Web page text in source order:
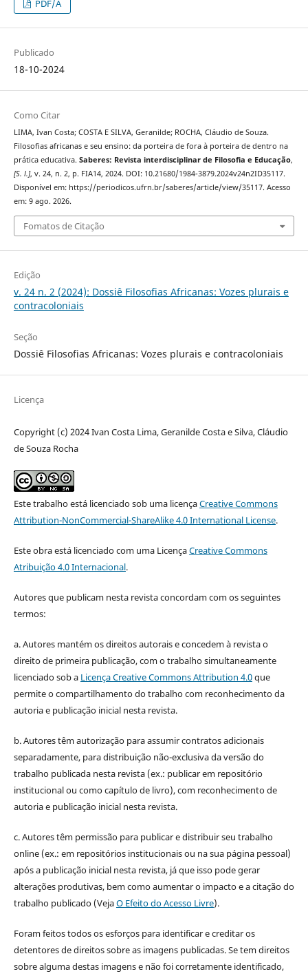
PDF/A
Publicado
18-10-2024
Como Citar
LIMA, Ivan Costa; COSTA E SILVA, Geranilde; ROCHA, Cláudio de Souza.
Filosofias africanas e seu ensino: da porteira de fora à porteira de dentro na
prática educativa. Saberes: Revista interdisciplinar de Filosofia e Educação,
[S. l.], v. 24, n. 2, p. FIA14, 2024. DOI: 10.21680/1984-3879.2024v24n2ID35117.
Disponível em: https://periodicos.ufrn.br/saberes/article/view/35117. Acesso
em: 9 ago. 2026.
Fomatos de Citação
Edição
v. 24 n. 2 (2024): Dossiê Filosofias Africanas: Vozes plurais e
contracoloniais
Seção
Dossiê Filosofias Africanas: Vozes plurais e contracoloniais
Licença
Copyright (c) 2024 Ivan Costa Lima, Geranilde Costa e Silva, Cláudio
de Souza Rocha
Este trabalho está licenciado sob uma licençaCreative Commons
Attribution-NonCommercial-ShareAlike 4.0 International License.
Este obra está licenciado com uma LicençaCreative Commons
Atribuição 4.0 Internacional.
Autores que publicam nesta revista concordam com os seguintes
termos:
a. Autores mantém os direitos autorais e concedem à revista o
direito de primeira publicação, com o trabalho simultaneamente
licenciado sob a Licença Creative Commons Attribution 4.0que
permite o compartilhamento do trabalho com reconhecimento da
autoria e publicação inicial nesta revista.
b. Autores têm autorização para assumir contratos adicionais
separadamente, para distribuição não-exclusiva da versão do
trabalho publicada nesta revista (ex.: publicar em repositório
institucional ou como capítulo de livro), com reconhecimento de
autoria e publicação inicial nesta revista.
c. Autores têm permissão para publicar e distribuir seu trabalho
online (ex.: em repositórios institucionais ou na sua página pessoal)
após a publicação inicial nesta revista, já que isso pode gerar
alterações produtivas, bem como aumentar o impacto e a citação do
trabalho publicado (VejaO Efeito do Acesso Livre).
Foram feitos todos os esforços para identificar e creditar os
detentores de direitos sobre as imagens publicadas. Se tem direitos
sobre alguma destas imagens e não foi corretamente identificado,